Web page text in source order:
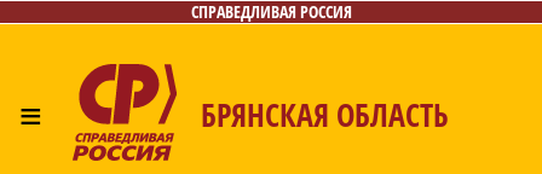
СПРАВЕДЛИВАЯ РОССИЯ
≡ БРЯНСКАЯ ОБЛАСТЬ